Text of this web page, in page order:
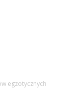
egzotycznych